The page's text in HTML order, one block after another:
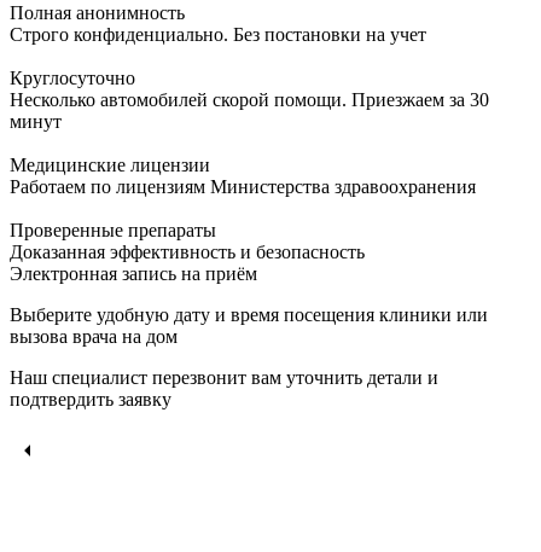
Полная анонимность
Строго конфиденциально. Без постановки на учет
Круглосуточно
Несколько автомобилей скорой помощи. Приезжаем за 30
минут
Медицинские лицензии
Работаем по лицензиям Министерства здравоохранения
Проверенные препараты
Доказанная эффективность и безопасность
Электронная запись на приём
Выберите удобную дату и время посещения клиники или
вызова врача на дом
Наш специалист перезвонит вам уточнить детали и
подтвердить заявку